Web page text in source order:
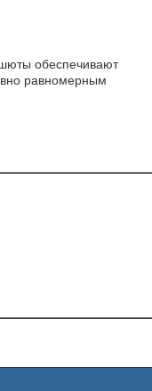
обеспечивают
равномерным